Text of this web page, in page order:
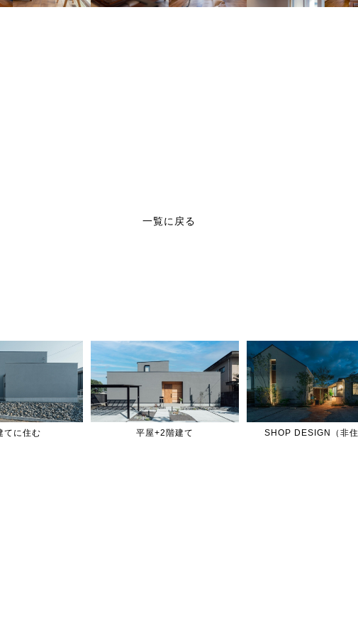
一覧に戻る
てに住む 平屋+2階建て SHOP DESIGN（非住